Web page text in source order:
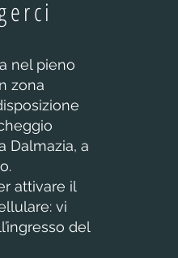
nel pieno
zona
Dalmazia, a
attivare il
vi
del